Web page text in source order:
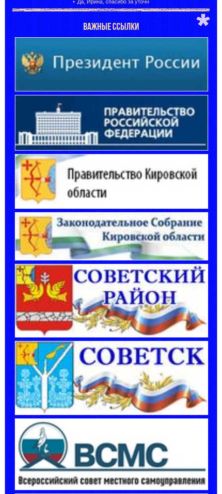
Да, Ирина, спасибо за уточн
ВАЖНЫЕ ССЫЛКИ